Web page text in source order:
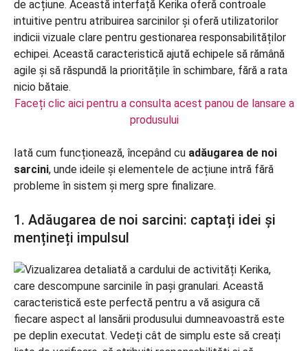
Faceți clic aici pentru a consulta acest panou de lansare a
produsului
Iată cum funcționează, începând cu adăugarea de noi
sarcini, unde ideile și elementele de acțiune intră fără
probleme în sistem și merg spre finalizare.
1. Adăugarea de noi sarcini: captați idei și
mențineți impulsul